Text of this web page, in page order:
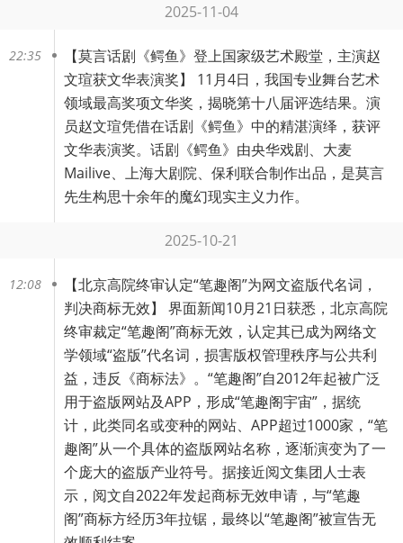
2025-11-04
22:35 【莫言话剧《鳄鱼》登上国家级艺术殿堂，主演赵
文瑄获文华表演奖】 11月4日，我国专业舞台艺术
领域最高奖项文华奖，揭晓第十八届评选结果。演
员赵文瑄凭借在话剧《鳄鱼》中的精湛演绎，获评
文华表演奖。话剧《鳄鱼》由央华戏剧、大麦
Mailive、上海大剧院、保利联合制作出品，是莫言
先生构思十余年的魔幻现实主义力作。
2025-10-21
12:08 【北京高院终审认定“笔趣阁”为网文盗版代名词，
判决商标无效】 界面新闻10月21日获悉，北京高院
终审裁定“笔趣阁”商标无效，认定其已成为网络文
学领域“盗版”代名词，损害版权管理秩序与公共利
益，违反《商标法》。“笔趣阁”自2012年起被广泛
用于盗版网站及APP，形成“笔趣阁宇宙”，据统
计，此类同名或变种的网站、APP超过1000家，“笔
趣阁”从一个具体的盗版网站名称，逐渐演变为了一
个庞大的盗版产业符号。据接近阅文集团人士表
示，阅文自2022年发起商标无效申请，与“笔趣
阁”商标方经历3年拉锯，最终以“笔趣阁”被宣告无